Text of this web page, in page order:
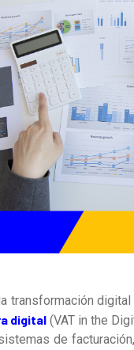
transformación
digital(VAT in the
de